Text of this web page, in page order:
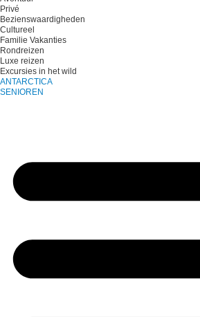
Privé
Bezienswaardigheden
Cultureel
Familie Vakanties
Rondreizen
Luxe reizen
Excursies in het wild
ANTARCTICA
SENIOREN